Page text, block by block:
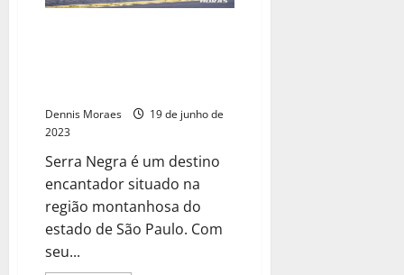
Dennis Moraes
19 de junho de
2023
Serra Negra é um destino
encantador situado na
região montanhosa do
estado de São Paulo. Com
seu...